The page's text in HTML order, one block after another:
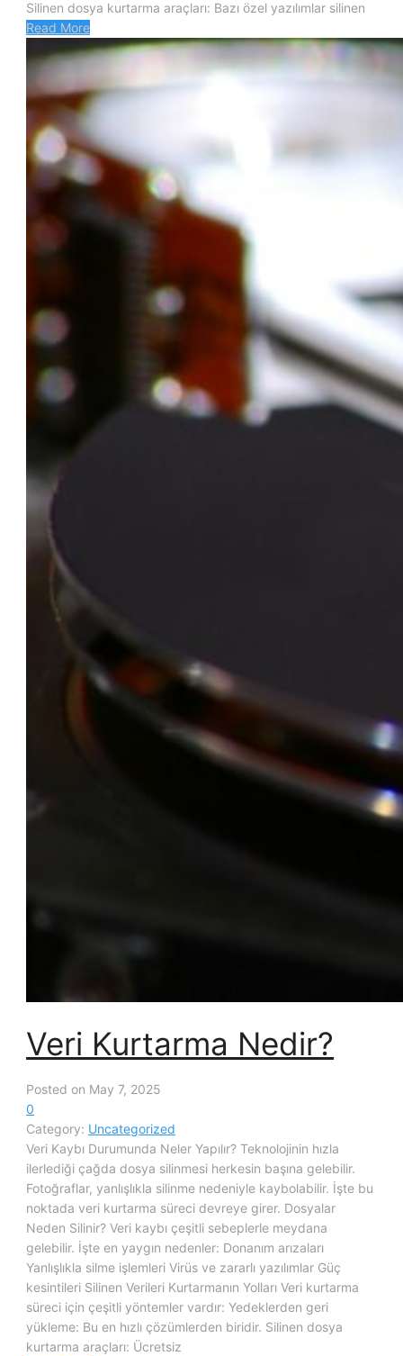
Silinen dosya kurtarma araçları: Bazı özel yazılımlar silinen
Read More
Veri Kurtarma Nedir?
Posted on May 7, 2025
0
Category: Uncategorized
Veri Kaybı Durumunda Neler Yapılır? Teknolojinin hızla
ilerlediği çağda dosya silinmesi herkesin başına gelebilir.
Fotoğraflar, yanlışlıkla silinme nedeniyle kaybolabilir. İşte bu
noktada veri kurtarma süreci devreye girer. Dosyalar
Neden Silinir? Veri kaybı çeşitli sebeplerle meydana
gelebilir. İşte en yaygın nedenler: Donanım arızaları
Yanlışlıkla silme işlemleri Virüs ve zararlı yazılımlar Güç
kesintileri Silinen Verileri Kurtarmanın Yolları Veri kurtarma
süreci için çeşitli yöntemler vardır: Yedeklerden geri
yükleme: Bu en hızlı çözümlerden biridir. Silinen dosya
kurtarma araçları: Ücretsiz